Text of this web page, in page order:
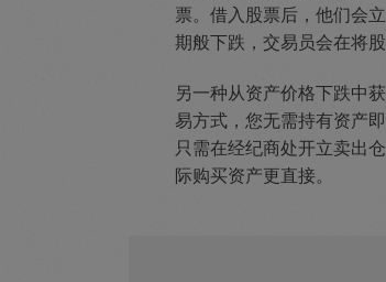
票。借入股票后，他们会
期般下跌，交易员会在将
另一种从资产价格下跌中
易方式，您无需持有资产
只需在经纪商处开立卖出
际购买资产更直接。